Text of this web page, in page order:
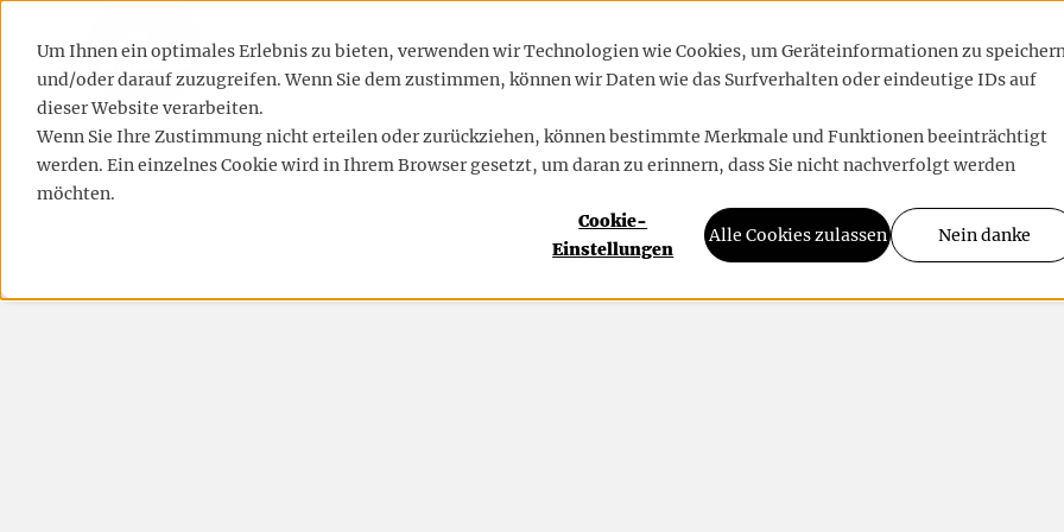
Um Ihnen ein optimales Erlebnis zu bieten, verwenden wir Technologien wie Cookies, um Geräteinformationen zu
und/oder darauf zuzugreifen. Wenn Sie dem zustimmen, können wir Daten wie das Surfverhalten oder eindeutige IDs auf
dieser Website verarbeiten.
Wenn Sie Ihre Zustimmung nicht erteilen oder zurückziehen, können bestimmte Merkmale und Funktionen beeinträchtigt
werden. Ein einzelnes Cookie wird in Ihrem Browser gesetzt, um daran zu erinnern, dass Sie nicht nachverfolgt werden
möchten.
Cookie-
Einstellungen
Alle Cookies zulassen Nein danke
LEISTUNGEN REFERENZEN BLOG ÜBER UNS